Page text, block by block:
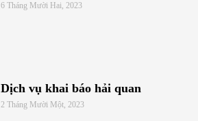
6 Tháng Mười Hai, 2023
Dịch vụ khai báo hải quan
2 Tháng Mười Một, 2023